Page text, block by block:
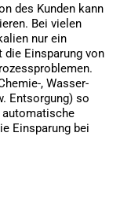
des Kunden kann
Bei vielen
nur ein
Einsparung von
, Wasser-
Entsorgung) so
automatische
Einsparung bei